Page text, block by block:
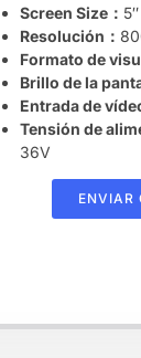
Screen Size：
Resolución：
Formato de
Brillo de la
Entrada de
Tensión de
36V
ENVIAR